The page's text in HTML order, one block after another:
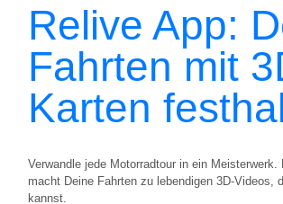
Relive App:
Fahrten mit
Karten
Verwandle jede Motorradtour in ein Meisterwerk.
macht Deine Fahrten zu lebendigen 3D-Videos,
kannst.